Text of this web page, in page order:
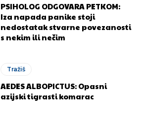
PSIHOLOG ODGOVARA PETKOM:
Iza napada panike stoji
nedostatak stvarne povezanosti
s nekim ili nečim
Tražiš
AEDES ALBOPICTUS: Opasni
azijski tigrasti komarac